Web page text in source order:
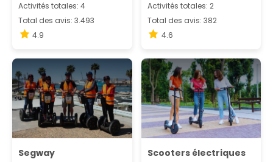
Activités totales: 4
Total des avis: 3.493
4.9
Activités totales: 2
Total des avis: 382
4.6
Segway Scooters électriques